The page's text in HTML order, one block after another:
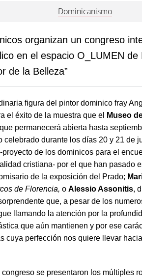
Dominicanismo
organizan un congreso
en el espacio O_LUMEN
de la Belleza”
figura del pintor dominico fray
el éxito de la muestra que el
Museo
permanecerá abierta hasta
celebrado durante los días 20 y 21 de
proyecto de los dominicos para el
cristiana- por el que han pasado
de la exposición del Prado;
de Florencia, oAlessio Assonitis,
que, a pesar de los
llamando la atención por la
que aún mantienen y por ese
cuya perfección nos quiere llevar
congreso se presentaron los múltiples